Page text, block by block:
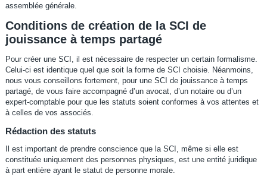
assemblée générale.
Conditions de création de la SCI de
jouissance à temps partagé
Pour créer une SCI, il est nécessaire de respecter un certain formalisme.
Celui-ci est identique quel que soit la forme de SCI choisie. Néanmoins,
nous vous conseillons fortement, pour une SCI de jouissance à temps
partagé, de vous faire accompagné d’un avocat, d’un notaire ou d’un
expert-comptable pour que les statuts soient conformes à vos attentes et
à celles de vos associés.
Rédaction des statuts
Il est important de prendre conscience que la SCI, même si elle est
constituée uniquement des personnes physiques, est une entité juridique
à part entière ayant le statut de personne morale.